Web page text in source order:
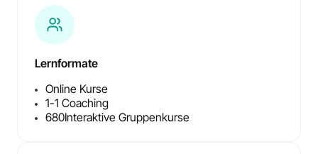
Lernformate
Online Kurse
1-1 Coaching
680Interaktive Gruppenkurse